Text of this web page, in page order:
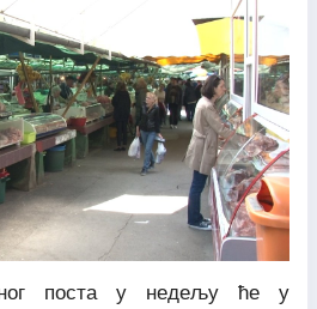
поста у недељу ће у